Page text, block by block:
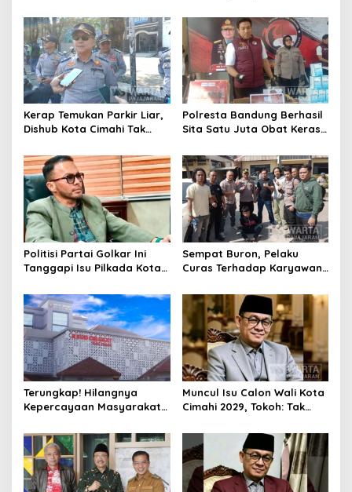
Motor Berknalpot Brong
Riau
Kerap Temukan Parkir Liar,
Dishub Kota Cimahi Tak
Pembinaan
Polresta Bandung Berhasil
Sita Satu Juta Obat Keras
Kasus Narkoba
Politisi Partai Golkar Ini
Tanggapi Isu Pilkada Kota
Sempat Buron, Pelaku
Curas Terhadap Karyawan
Ditangkap Polisi
Terungkap! Hilangnya
Kepercayaan Masyarakat
Rebranding RSUD Cibabat
Muncul Isu Calon Wali Kota
Cimahi 2029, Tokoh: Tak
Legitimasi Parpol